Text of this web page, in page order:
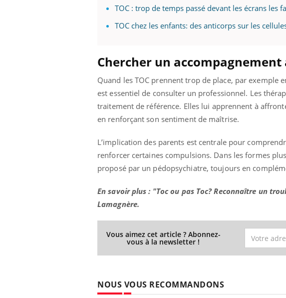
TOC : trop de temps passé devant les écrans les
TOC chez les enfants: des anticorps sur les
Chercher un
Quand les TOC prennent trop de place, par
est essentiel de consulter un professionnel. Les
traitement de référence. Elles lui apprennent à
en renforçant son sentiment de maîtrise.
L’implication des parents est centrale pour
renforcer certaines compulsions. Dans les formes
proposé par un pédopsychiatre, toujours en
En savoir plus : "Toc ou pas Toc? Reconnaître un
Lamagnère.
Vous aimez cet article ? Abonnez-
vous à la newsletter !
NOUS VOUS RECOMMANDONS
Eczéma Chronique des Mains :
expliquer ma maladieYoutube
Il y a des sujets qui sont faciles à aborder...
d'autres non ! D'un côté, poser des
questions sur la maladie d'un proche c'est
Youtube
Carence en fer :
prévenirYoutube
Fatigue, irritabilité,
même alopécie… Les